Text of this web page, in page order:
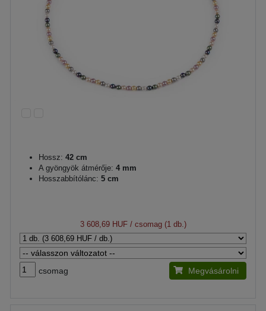
Hossz: 42 cm
A gyöngyök átmérője: 4 mm
Hosszabbítólánc: 5 cm
3 608,69 HUF/ csomag (1 db.)
csomag Megvásárolni